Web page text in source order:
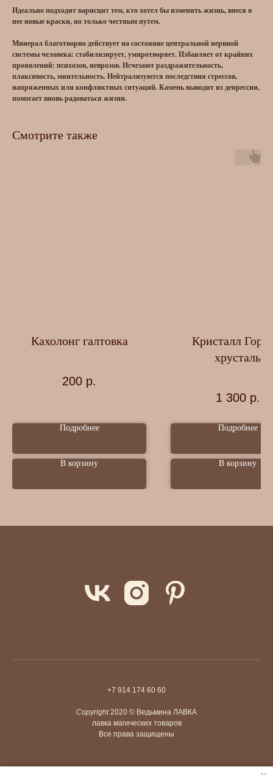
Идеально подходит варисцит тем, кто хотел бы изменить жизнь, внеся в
нее новые краски, но только честным путем.
Минерал благотворно действует на состояние центральной нервной
системы человека: стабилизирует, умиротворяет. Избавляет от крайних
проявлений: психозов, неврозов. Исчезают раздражительность,
плаксивость, мнительность. Нейтрализуются последствия стрессов,
напряженных или конфликтных ситуаций. Камень выводит из депрессии,
помогает вновь радоваться жизни.
Смотрите также
Кахолонг галтовка
200 р.
Подробнее
В корзину
Кристалл
хрусталь
1 300 р.
Подробнее
В корзину
+7 914 174 60 60
Copyright2020 © Ведьмина ЛАВКА
лавка магических товаров
Все права защищены